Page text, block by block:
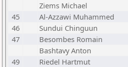
Ziems Michael
45
Al-Azzawi Muhammed
46
Sundui Chinguun
47
Besombes Romain
Bashtavy Anton
49
Riedel Hartmut